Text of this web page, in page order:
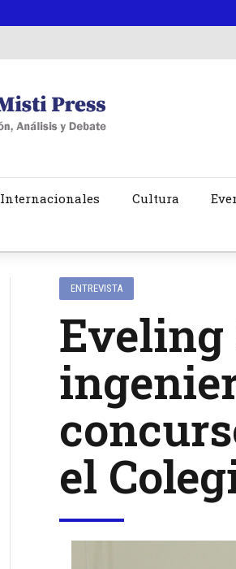
Internacionales Cultura
ENTREVISTA
Eveling
el